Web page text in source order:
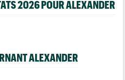
2026 POUR ALEXANDER
ALEXANDER